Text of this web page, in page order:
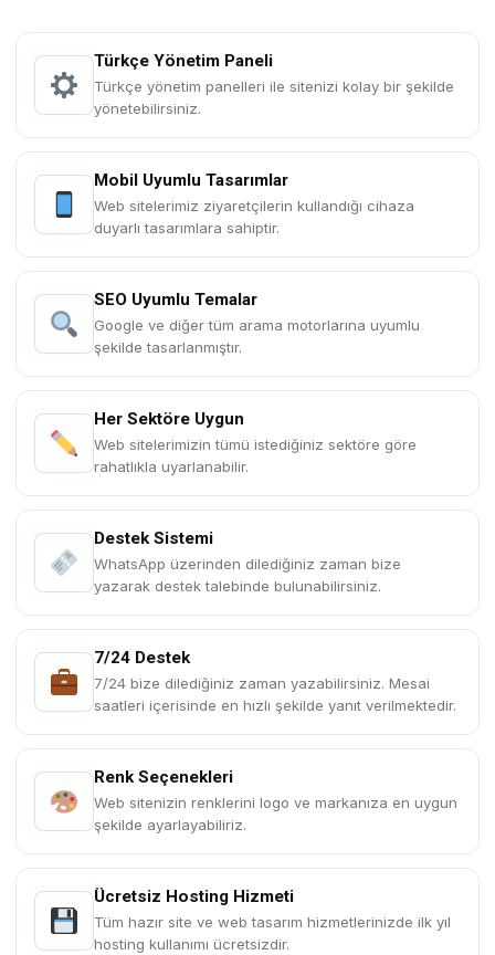
Türkçe Yönetim Paneli
Türkçe yönetim panelleri ile sitenizi kolay bir şekilde
yönetebilirsiniz.
Mobil Uyumlu Tasarımlar
Web sitelerimiz ziyaretçilerin kullandığı cihaza
duyarlı tasarımlara sahiptir.
SEO Uyumlu Temalar
Google ve diğer tüm arama motorlarına uyumlu
şekilde tasarlanmıştır.
Her Sektöre Uygun
Web sitelerimizin tümü istediğiniz sektöre göre
rahatlıkla uyarlanabilir.
Destek Sistemi
WhatsApp üzerinden dilediğiniz zaman bize
yazarak destek talebinde bulunabilirsiniz.
7/24 Destek
7/24 bize dilediğiniz zaman yazabilirsiniz. Mesai
saatleri içerisinde en hızlı şekilde yanıt verilmektedir.
Renk Seçenekleri
Web sitenizin renklerini logo ve markanıza en uygun
şekilde ayarlayabiliriz.
Ücretsiz Hosting Hizmeti
Tüm hazır site ve web tasarım hizmetlerinizde ilk yıl
hosting kullanımı ücretsizdir.